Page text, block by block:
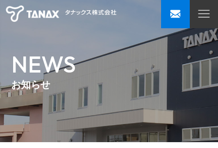
NEWS
お知らせ